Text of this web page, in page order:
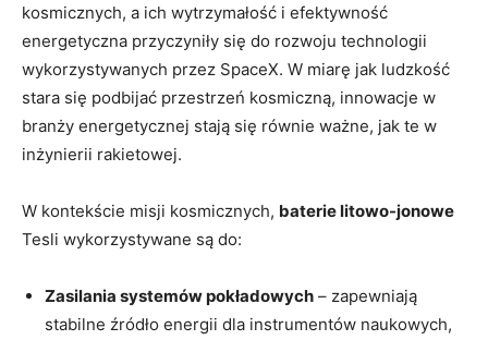
kosmicznych, a ich wytrzymałość i efektywność
energetyczna przyczyniły się do rozwoju technologii
wykorzystywanych przez SpaceX. W miarę jak ludzkość
stara się podbijać przestrzeń kosmiczną, innowacje w
branży energetycznej stają się równie ważne, jak te w
inżynierii rakietowej.
W kontekście misji kosmicznych, baterie litowo-jonowe
Tesli wykorzystywane są do:
Zasilania systemów pokładowych – zapewniają
stabilne źródło energii dla instrumentów naukowych,